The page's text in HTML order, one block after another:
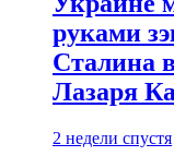
руками
Сталина
Лазаря
2 недели спустя